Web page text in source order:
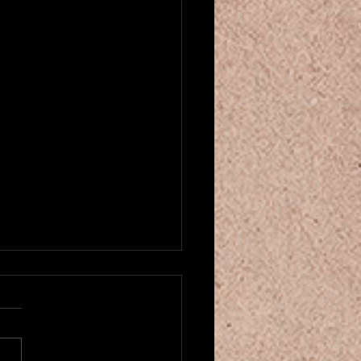
créneau pour cours de danse
ベリーダンスクラスが
ちは！もう2025年も残り